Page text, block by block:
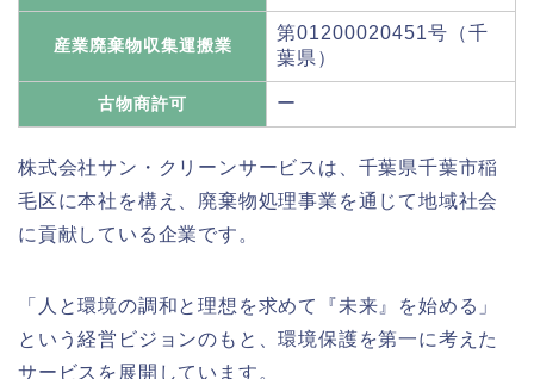
産業廃棄物収集運搬業
第01200020451号（千
葉県）
古物商許可 ー
株式会社サン・クリーンサービスは、千葉県千葉市稲
毛区に本社を構え、廃棄物処理事業を通じて地域社会
に貢献している企業です。
「人と環境の調和と理想を求めて『未来』を始める」
という経営ビジョンのもと、環境保護を第一に考えた
サービスを展開しています。